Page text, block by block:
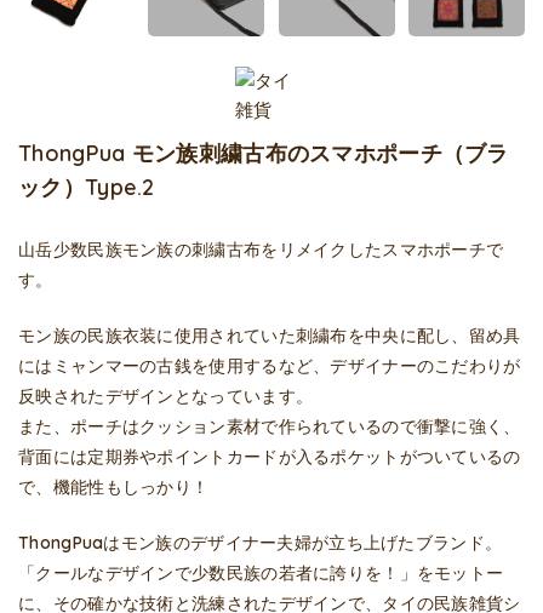
ThongPua モン族刺繍古布のスマホポーチ（ブラ
ック）Type.2
山岳少数民族モン族の刺繍古布をリメイクしたスマホポーチで
す。
モン族の民族衣装に使用されていた刺繍布を中央に配し、留め具
にはミャンマーの古銭を使用するなど、デザイナーのこだわりが
反映されたデザインとなっています。
また、ポーチはクッション素材で作られているので衝撃に強く、
背面には定期券やポイントカードが入るポケットがついているの
で、機能性もしっかり！
ThongPuaはモン族のデザイナー夫婦が立ち上げたブランド。
「クールなデザインで少数民族の若者に誇りを！」をモットー
に、その確かな技術と洗練されたデザインで、タイの民族雑貨シ